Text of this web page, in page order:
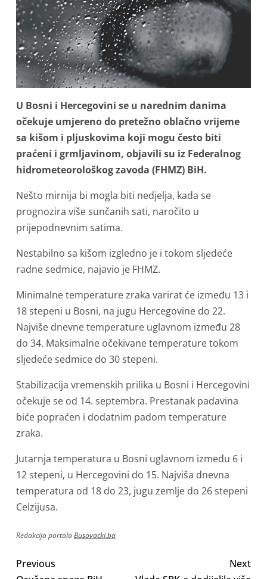
U Bosni i Hercegovini se u narednim danima
očekuje umjereno do pretežno oblačno vrijeme
sa kišom i pljuskovima koji mogu često biti
praćeni i grmljavinom, objavili su iz Federalnog
hidrometeorološkog zavoda (FHMZ) BiH.
Nešto mirnija bi mogla biti nedjelja, kada se
prognozira više sunčanih sati, naročito u
prijepodnevnim satima.
Nestabilno sa kišom izgledno je i tokom sljedeće
radne sedmice, najavio je FHMZ.
Minimalne temperature zraka varirat će između 13 i
18 stepeni u Bosni, na jugu Hercegovine do 22.
Najviše dnevne temperature uglavnom između 28
do 34. Maksimalne očekivane temperature tokom
sljedeće sedmice do 30 stepeni.
Stabilizacija vremenskih prilika u Bosni i Hercegovini
očekuje se od 14. septembra. Prestanak padavina
biće popraćen i dodatnim padom temperature
zraka.
Jutarnja temperatura u Bosni uglavnom između 6 i
12 stepeni, u Hercegovini do 15. Najviša dnevna
temperatura od 18 do 23, jugu zemlje do 26 stepeni
Celzijusa.
Redakcija portalaBusovacki.ba
Previous
Next